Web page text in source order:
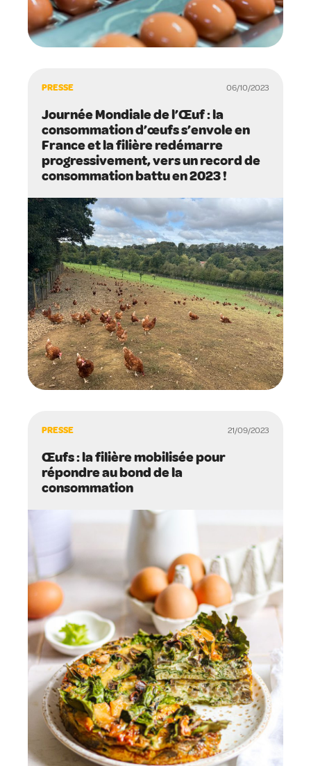
PRESSE 06/10/2023
Journée Mondiale de l’Œuf : la
consommation d’œufs s’envole en
France et la filière redémarre
progressivement, vers un record de
consommation battu en 2023 !
PRESSE 21/09/2023
Œufs : la filière mobilisée pour
répondre au bond de la
consommation